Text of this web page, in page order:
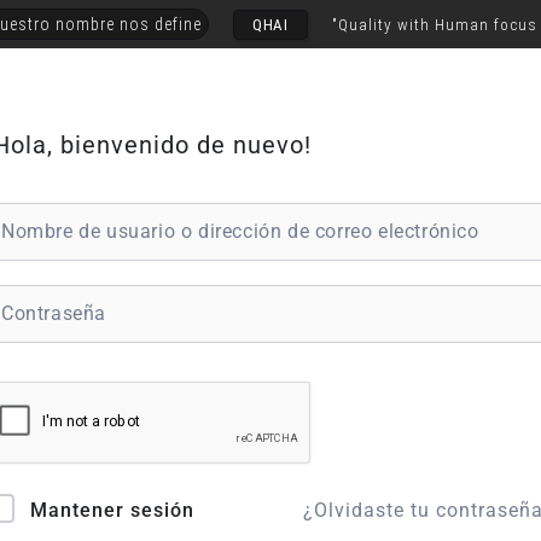
nombre nos define QHAI "Quality with Human focus
bienvenido de nuevo!
Mantener sesión ¿Olvidaste tu